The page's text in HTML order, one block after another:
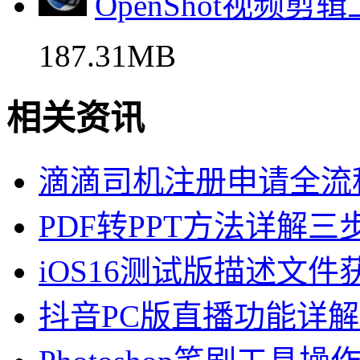
187.31MB
相关资讯
滴滴司机注册申请全
PDF转PPT方法详解三
iOS16测试版描述文件
抖音PC版直播功能详